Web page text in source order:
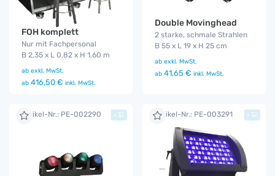
FOH komplett
Nur mit Fachpersonal
B 2,35 x L 0,82 x H 1,60 m
ab exkl. MwSt.
ab 416,50 € inkl. MwSt.
Double Movinghead
2 starke, schmale Strahlen
B 55 x L 19 x H 25 cm
ab exkl. MwSt.
ab 41,65 € inkl. MwSt.
Artikel-Nr.: PE-002290 + Artikel-Nr.: PE-003291 +